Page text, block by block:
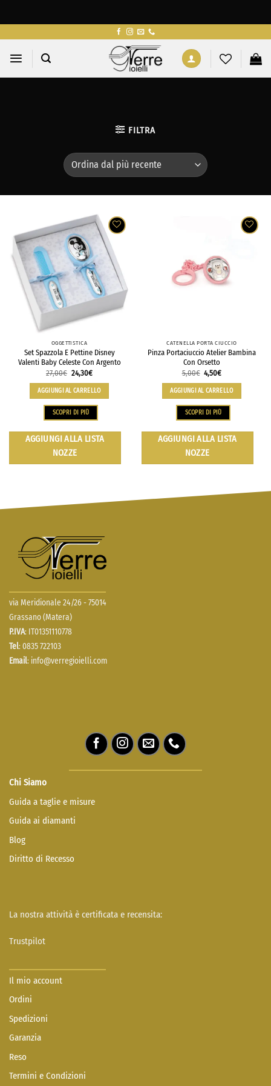
contenuti
FILTRA
OGGETTISTICA
Set Spazzola E Pettine Disney
Valenti Baby Celeste Con Argento
27,00€ 24,30€
AGGIUNGI AL CARRELLO
SCOPRI DI PIÙ
AGGIUNGI ALLA LISTA
NOZZE
CATENELLA PORTA CIUCCIO
Pinza Portaciuccio Atelier Bambina
Con Orsetto
5,00€ 4,50€
AGGIUNGI AL CARRELLO
SCOPRI DI PIÙ
AGGIUNGI ALLA LISTA
NOZZE
via Meridionale 24/26 - 75014
Grassano (Matera)
P.IVA: IT01351110778
Tel: 0835 722103
Email: info@verregioielli.com
Chi Siamo
Guida a taglie e misure
Guida ai diamanti
Blog
Diritto di Recesso
La nostra attività è certificata e recensita:
Trustpilot
Il mio account
Ordini
Spedizioni
Garanzia
Reso
Termini e Condizioni